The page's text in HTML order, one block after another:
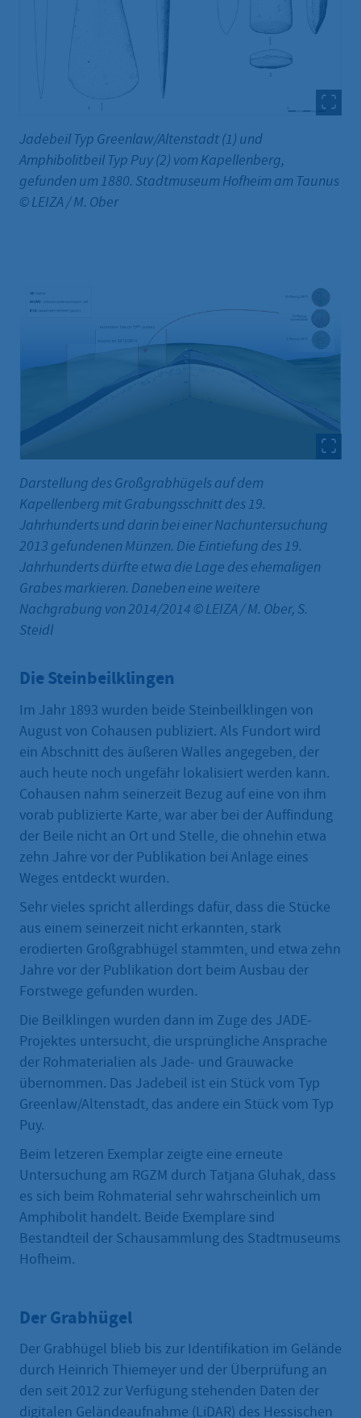
Jadebeil Typ Greenlaw/Altenstadt (1) und
Amphibolitbeil Typ Puy (2) vom Kapellenberg,
gefunden um 1880. Stadtmuseum Hofheim am Taunus
© LEIZA / M. Ober
Darstellung des Großgrabhügels auf dem
Kapellenberg mit Grabungsschnitt des 19.
Jahrhunderts und darin bei einer Nachuntersuchung
2013 gefundenen Münzen. Die Eintiefung des 19.
Jahrhunderts dürfte etwa die Lage des ehemaligen
Grabes markieren. Daneben eine weitere
Nachgrabung von 2014/2014 © LEIZA / M. Ober, S.
Steidl
Die Steinbeilklingen
Im Jahr 1893 wurden beide Steinbeilklingen von
August von Cohausen publiziert. Als Fundort wird
ein Abschnitt des äußeren Walles angegeben, der
auch heute noch ungefähr lokalisiert werden kann.
Cohausen nahm seinerzeit Bezug auf eine von ihm
vorab publizierte Karte, war aber bei der Auffindung
der Beile nicht an Ort und Stelle, die ohnehin etwa
zehn Jahre vor der Publikation bei Anlage eines
Weges entdeckt wurden.
Sehr vieles spricht allerdings dafür, dass die Stücke
aus einem seinerzeit nicht erkannten, stark
erodierten Großgrabhügel stammten, und etwa zehn
Jahre vor der Publikation dort beim Ausbau der
Forstwege gefunden wurden.
Die Beilklingen wurden dann im Zuge des JADE-
Projektes untersucht, die ursprüngliche Ansprache
der Rohmaterialien als Jade- und Grauwacke
übernommen. Das Jadebeil ist ein Stück vom Typ
Greenlaw/Altenstadt, das andere ein Stück vom Typ
Puy.
Beim letzeren Exemplar zeigte eine erneute
Untersuchung am RGZM durch Tatjana Gluhak, dass
es sich beim Rohmaterial sehr wahrscheinlich um
Amphibolit handelt. Beide Exemplare sind
Bestandteil der Schausammlung des Stadtmuseums
Hofheim.
Der Grabhügel
Der Grabhügel blieb bis zur Identifikation im Gelände
durch Heinrich Thiemeyer und der Überprüfung an
den seit 2012 zur Verfügung stehenden Daten der
digitalen Geländeaufnahme (LiDAR) des Hessischen